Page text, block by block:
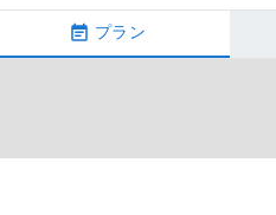
プラン